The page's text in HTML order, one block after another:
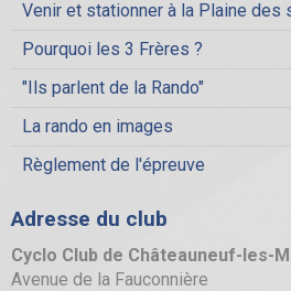
Venir et stationner à la Plaine des
Pourquoi les 3 Frères ?
"Ils parlent de la Rando"
La rando en images
Règlement de l'épreuve
Adresse du club
Cyclo Club de Châteauneuf-les-
Avenue de la Fauconnière